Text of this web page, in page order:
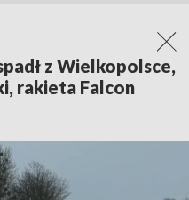
z Wielkopolsce,
rakieta Falcon